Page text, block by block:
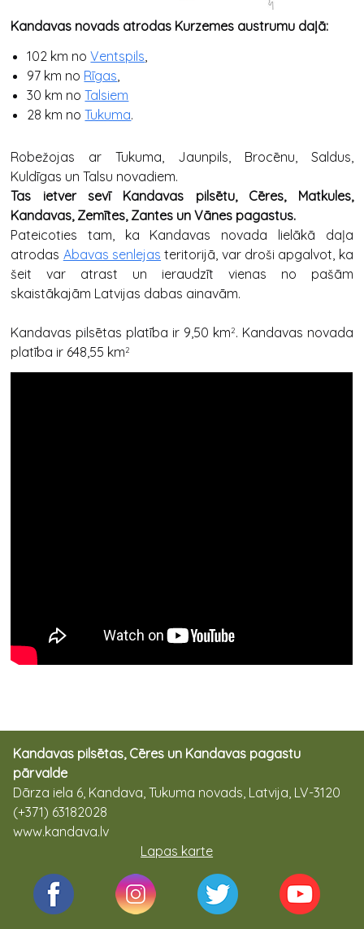
Kandavas novads atrodas Kurzemes austrumu daļā:
102 km noVentspils
97 km no Rīgas
30 km noTalsiem
28 km noTukuma.
Robežojas ar Tukuma, Jaunpils, Brocēnu, Saldus,
Kuldīgas un Talsu novadiem.
Tas ietver sevī Kandavas pilsētu, Cēres, Matkules,
Kandavas, Zemītes, Zantes un Vānes pagastus.
Pateicoties tam, ka Kandavas novada lielākā daļa
atrodas Abavas senlejas teritorijā, var droši apgalvot, ka
šeit var atrast un ieraudzīt vienas no pašām
skaistākajām Latvijas dabas ainavām.
Kandavas pilsētas platība ir 9,50 km2. Kandavas novada
platība ir 648,55 km2
Kandavas pilsētas, Cēres un Kandavas pagastu
pārvalde
Dārza iela 6, Kandava, Tukuma novads, Latvija, LV-3120
(+371) 63182028
www.kandava.lv
Lapas karte